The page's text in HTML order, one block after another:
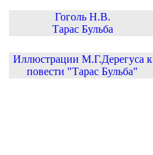
Гоголь Н.В.
Тарас Бульба
Иллюстрации М.Г.Дерегуса к
повести "Тарас Бульба"